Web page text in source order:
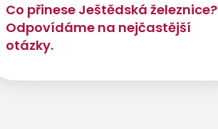
Co přinese Ještědská železnice?
Odpovídáme na nejčastější
otázky.